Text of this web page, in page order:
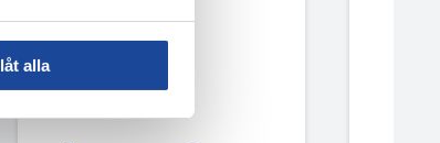
funktioner för
informationen
alla